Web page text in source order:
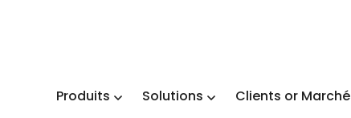
Produits Solutions Clients or Marché